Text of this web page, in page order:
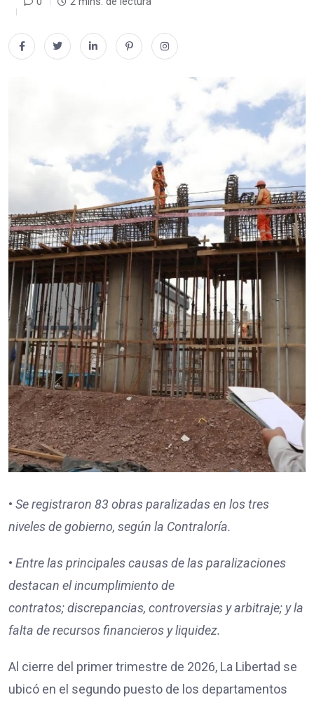
• Se registraron 83 obras paralizadas en los tres
niveles de gobierno, según la Contraloría.
• Entre las principales causas de las paralizaciones
destacan el incumplimiento de
contratos;discrepancias, controversias y arbitraje; yla
falta de recursos financieros y liquidez.
Al cierre del primer trimestre de 2026, La Libertad se
ubicó en el segundo puesto de los departamentos